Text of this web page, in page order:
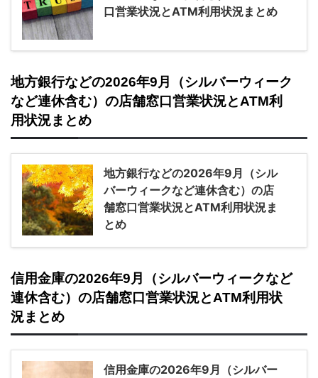
口営業状況とATM利用状況まとめ
地方銀行などの2026年9月（シルバーウィーク
など連休含む）の店舗窓口営業状況とATM利
用状況まとめ
地方銀行などの2026年9月（シル
バーウィークなど連休含む）の店
舗窓口営業状況とATM利用状況ま
とめ
信用金庫の2026年9月（シルバーウィークなど
連休含む）の店舗窓口営業状況とATM利用状
況まとめ
信用金庫の2026年9月（シルバー